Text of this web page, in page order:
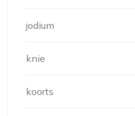
jodium
knie
koorts